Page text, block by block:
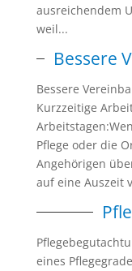
ausreichendem
weil...
Bessere
Bessere
Kurzzeitige
Pflege oder die
Angehörigen
auf eine Auszeit
eines